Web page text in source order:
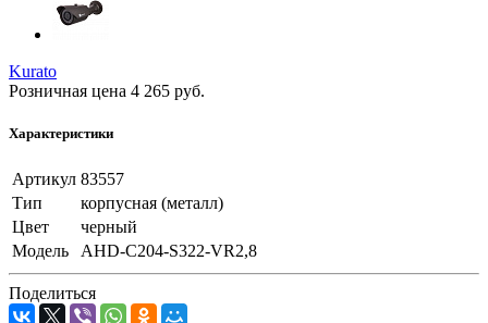
Kurato
Розничная цена 4 265 руб.
Характеристики
Артикул 83557
Тип
корпусная (металл)
Цвет
черный
Модель
AHD-C204-S322-VR2,8
Поделиться